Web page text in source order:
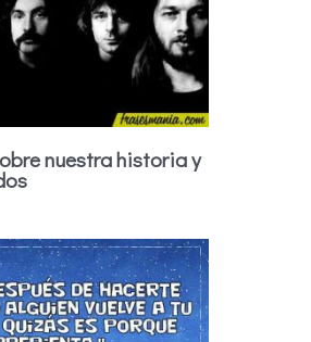
nuestra historia y